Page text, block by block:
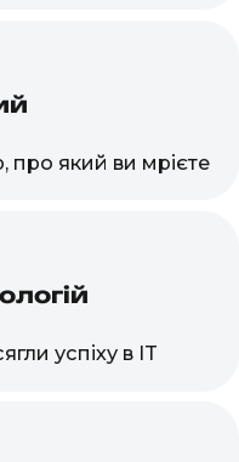
який ви мрієте
успіху в IT